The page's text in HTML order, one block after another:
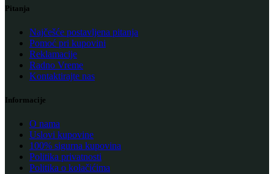
Pitanja
Najčešće postavljena pitanja
Pomoć pri kupovini
Reklamacije
Radno Vreme
Kontaktirajte nas
Informacije
O nama
Uslovi kupovine
100% sigurna kupovina
Politika privatnosti
Politika o kolačićima